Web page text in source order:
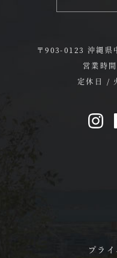
〒903-0123 沖縄県
営業時
定休日 /
プラ